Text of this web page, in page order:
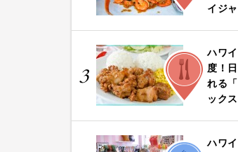
イジ
3
FOOD
ハワ
度！
れる
ック
LIFE
ハワ